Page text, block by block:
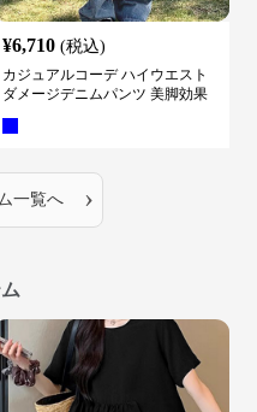
¥6,710 (税込)
カジュアルコーデ ハイウエスト
ダメージデニムパンツ 美脚効果
一覧へ ›